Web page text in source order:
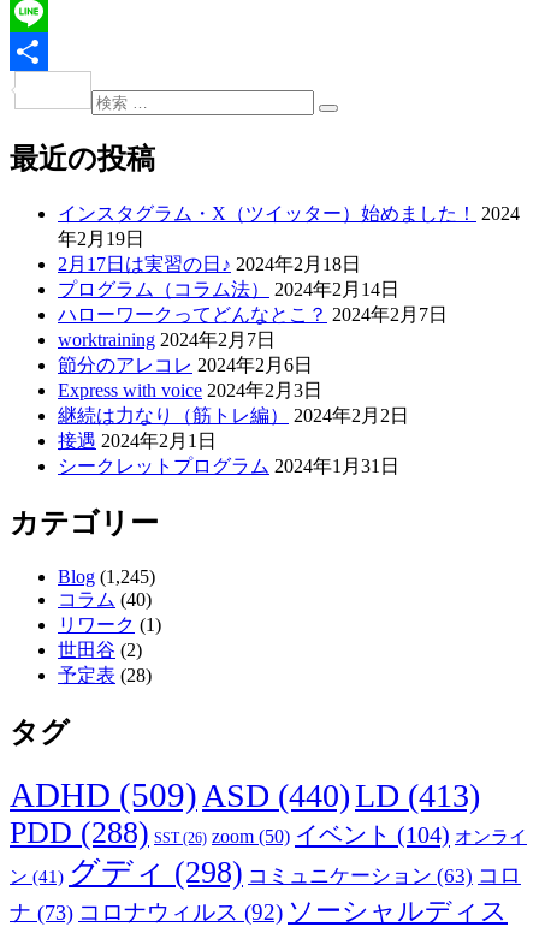
Twitter
Line
共
投
稿
検
検
最近の投稿
インスタグラム・X（ツイッター）始めました！
2024
年2月19日
2月17日は実習の日♪ 2024年2月18日
プログラム（コラム法）
2024年2月14日
ハローワークってどんなとこ？ 2024年2月7日
worktraining 2024年2月7日
節分のアレコレ 2024年2月6日
Express with voice 2024年2月3日
継続は力なり（筋トレ編）
2024年2月2日
接遇 2024年2月1日
シークレットプログラム 2024年1月31日
カテゴリー
Blog (1,245)
コラム (40)
リワーク (1)
世田谷 (2)
予定表 (28)
タグ
ADHD (509) ASD (440)LD (413)
PDD (288) SST(26) zoom (50) イベント (104) オンライ
ン (41) グディ (298) コミュニケーション (63) コロ
ナ (73) コロナウィルス (92) ソーシャルディス